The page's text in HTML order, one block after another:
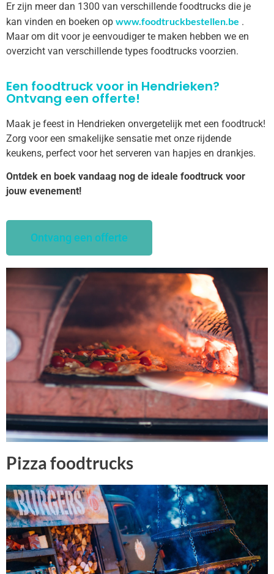
Er zijn meer dan 1300 van verschillende foodtrucks die je
kan vinden en boeken op www.foodtruckbestellen.be .
Maar om dit voor je eenvoudiger te maken hebben we en
overzicht van verschillende types foodtrucks voorzien.
Een foodtruck voor in Hendrieken?
Ontvang een offerte!
Maak je feest in Hendrieken onvergetelijk met een foodtruck!
Zorg voor een smakelijke sensatie met onze rijdende
keukens, perfect voor het serveren van hapjes en drankjes.
Ontdek en boek vandaag nog de ideale foodtruck voor
jouw evenement!
Ontvang een offerte
Pizza foodtrucks